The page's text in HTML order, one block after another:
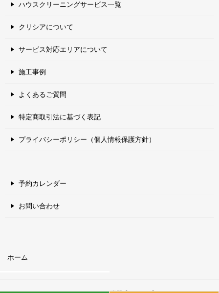
ハウスクリーニングサービス一覧
クリシアについて
サービス対応エリアについて
施工事例
よくあるご質問
特定商取引法に基づく表記
プライバシーポリシー（個人情報保護方針）
予約カレンダー
お問い合わせ
ホーム